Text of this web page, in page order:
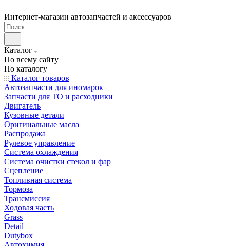
Интернет-магазин автозапчастей и аксессуаров
Каталог
По всему сайту
По каталогу
Каталог товаров
Автозапчасти для иномарок
Запчасти для ТО и расходники
Двигатель
Кузовные детали
Оригинальные масла
Распродажа
Рулевое управление
Система охлаждения
Система очистки стекол и фар
Сцепление
Топливная система
Тормоза
Трансмиссия
Ходовая часть
Grass
Detail
Dutybox